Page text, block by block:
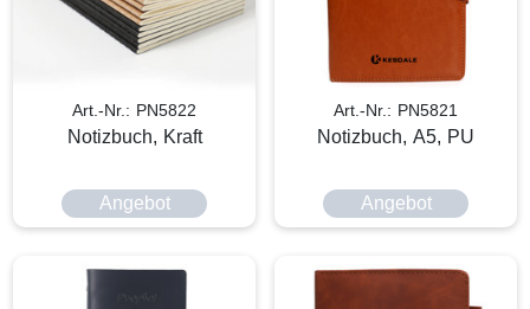
Art.-Nr.: PN5822
Notizbuch, Kraft
Angebot
Art.-Nr.: PN5821
Notizbuch, A5, PU
Angebot